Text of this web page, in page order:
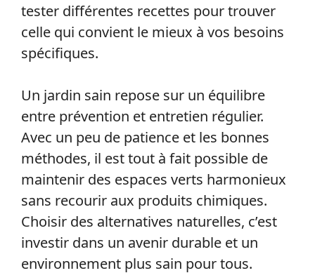
tester différentes recettes pour trouver
celle qui convient le mieux à vos besoins
spécifiques.
Un jardin sain repose sur un équilibre
entre prévention et entretien régulier.
Avec un peu de patience et les bonnes
méthodes, il est tout à fait possible de
maintenir des espaces verts harmonieux
sans recourir aux produits chimiques.
Choisir des alternatives naturelles, c’est
investir dans un avenir durable et un
environnement plus sain pour tous.